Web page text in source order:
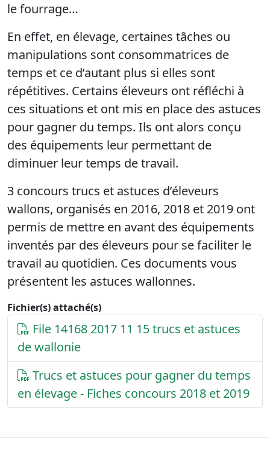
le fourrage…
En effet, en élevage, certaines tâches ou
manipulations sont consommatrices de
temps et ce d’autant plus si elles sont
répétitives. Certains éleveurs ont réfléchi à
ces situations et ont mis en place des astuces
pour gagner du temps. Ils ont alors conçu
des équipements leur permettant de
diminuer leur temps de travail.
3 concours trucs et astuces d’éleveurs
wallons, organisés en 2016, 2018 et 2019 ont
permis de mettre en avant des équipements
inventés par des éleveurs pour se faciliter le
travail au quotidien. Ces documents vous
présentent les astuces wallonnes.
Fichier(s) attaché(s)
File 14168 2017 11 15 trucs et astuces
de wallonie
Trucs et astuces pour gagner du temps
en élevage - Fiches concours 2018 et 2019